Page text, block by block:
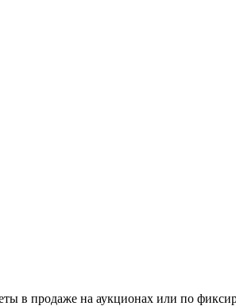
в продаже на аукционах или по